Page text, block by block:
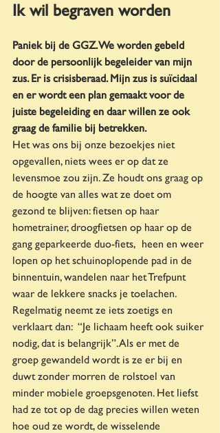
Ik wil begraven worden
Paniek bij de GGZ. We worden gebeld
door de persoonlijk begeleider van mijn
zus. Er is crisisberaad. Mijn zus is suïcidaal
en er wordt een plan gemaakt voor de
juiste begeleiding en daar willen ze ook
graag de familie bij betrekken.
Het was ons bij onze bezoekjes niet
opgevallen, niets wees er op dat ze
levensmoe zou zijn. Ze houdt ons graag op
de hoogte van alles wat ze doet om
gezond te blijven: fietsen op haar
hometrainer, droogfietsen op haar op de
gang geparkeerde duo-fiets,  heen en weer
lopen op het schuinoplopende pad in de
binnentuin, wandelen naar het Trefpunt
waar de lekkere snacks je toelachen.
Regelmatig neemt ze iets zoetigs en
verklaart dan:  “Je lichaam heeft ook suiker
nodig, dat is belangrijk”. Als er met de
groep gewandeld wordt is ze er bij en
duwt zonder morren de rolstoel van
minder mobiele groepsgenoten. Het liefst
had ze tot op de dag precies willen weten
hoe oud ze wordt, de wisselende